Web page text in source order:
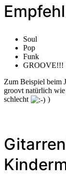
Soul
Pop
Funk
GROOVE!!!
Zum Beispiel beim
groovt natürlich wie
schlecht
)